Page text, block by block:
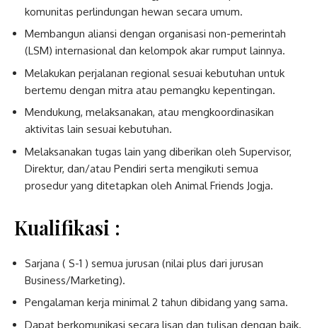
komunitas perlindungan hewan secara umum.
Membangun aliansi dengan organisasi non-pemerintah
(LSM) internasional dan kelompok akar rumput lainnya.
Melakukan perjalanan regional sesuai kebutuhan untuk
bertemu dengan mitra atau pemangku kepentingan.
Mendukung, melaksanakan, atau mengkoordinasikan
aktivitas lain sesuai kebutuhan.
Melaksanakan tugas lain yang diberikan oleh Supervisor,
Direktur, dan/atau Pendiri serta mengikuti semua
prosedur yang ditetapkan oleh Animal Friends Jogja.
Kualifikasi :
Sarjana ( S-1 ) semua jurusan (nilai plus dari jurusan
Business/
Pengalaman kerja minimal 2 tahun dibidang yang sama.
Dapat berkomunikasi secara lisan dan tulisan dengan baik.